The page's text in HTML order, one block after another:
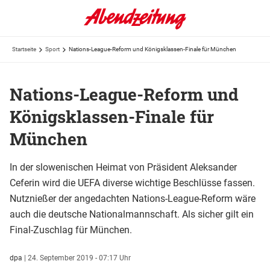
Startseite Sport Nations-League-Reform und Königsklassen-Finale für München
Nations-League-Reform und
Königsklassen-Finale für
München
In der slowenischen Heimat von Präsident Aleksander
Ceferin wird die UEFA diverse wichtige Beschlüsse fassen.
Nutznießer der angedachten Nations-League-Reform wäre
auch die deutsche Nationalmannschaft. Als sicher gilt ein
Final-Zuschlag für München.
dpa | 24. September 2019 - 07:17 Uhr